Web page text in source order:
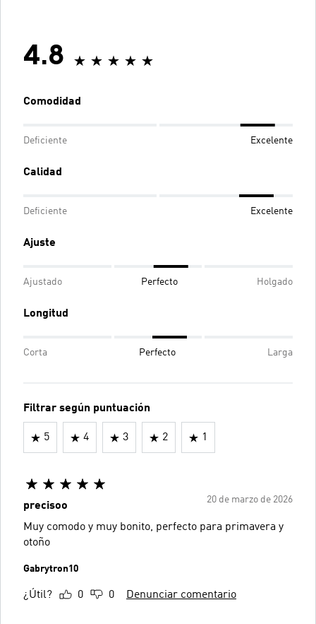
4.8
Comodidad
Deficiente Excelente
Calidad
Deficiente Excelente
Ajuste
Ajustado Perfecto Holgado
Longitud
Corta Perfecto Larga
Filtrar según puntuación
5 4 3 2 1
20 de marzo de 2026
precisoo
Muy comodo y muy bonito, perfecto para primavera y
otoño
Gabrytron10
¿Útil? 0 0 Denunciar comentario